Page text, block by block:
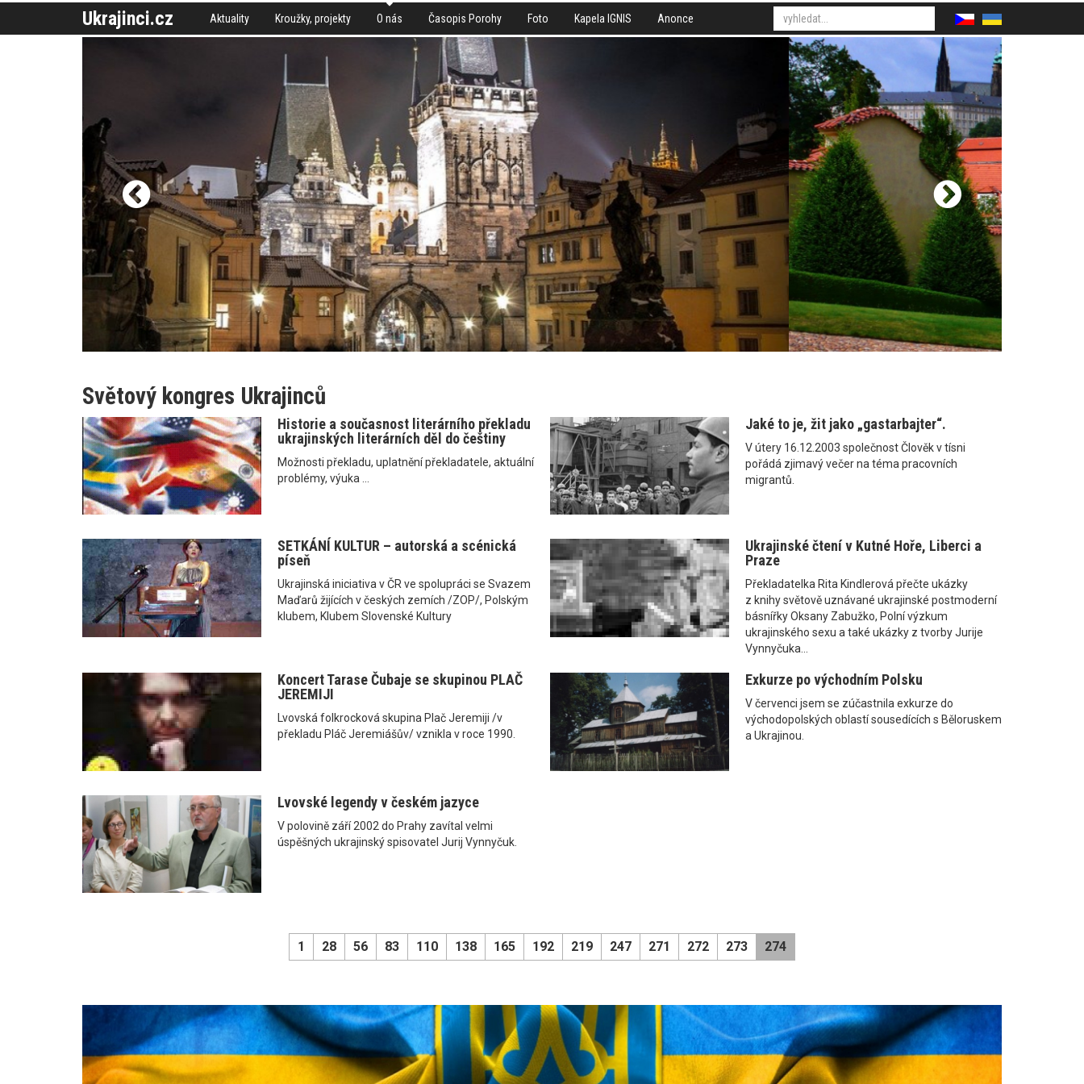
Ukrajinci.cz Aktuality Kroužky, projekty O nás Časopis Porohy Foto Kapela IGNIS Anonce
Světový kongres Ukrajinců
Historie a současnost literárního překladu
ukrajinských literárních děl do češtiny
Možnosti překladu, uplatnění překladatele, aktuální
problémy, výuka ...
Jaké to je, žit jako „gastarbajter“.
V útery 16.12.2003 společnost Člověk v tísni
pořádá zjimavý večer na téma pracovních
migrantů.
SETKÁNÍ KULTUR – autorská a scénická
píseň
Ukrajinská iniciativa v ČR ve spolupráci se Svazem
Maďarů žijících v českých zemích /ZOP/, Polským
klubem, Klubem Slovenské Kultury
Ukrajinské čtení v Kutné Hoře, Liberci a
Praze
Překladatelka Rita Kindlerová přečte ukázky
z knihy světově uznávané ukrajinské postmoderní
básnířky Oksany Zabužko, Polní výzkum
ukrajinského sexu a také ukázky z tvorby Jurije
Vynnyčuka...
Koncert Tarase Čubaje se skupinou PLAČ
JEREMIJI
Lvovská folkrocková skupina Plač Jeremiji /v
překladu Pláč Jeremiášův/ vznikla v roce 1990.
Exkurze po východním Polsku
V červenci jsem se zúčastnila exkurze do
východopolských oblastí sousedících s Běloruskem
a Ukrajinou.
Lvovské legendy v českém jazyce
V polovině září 2002 do Prahy zavítal velmi
úspěšných ukrajinský spisovatel Jurij Vynnyčuk.
1 28 56 83 110 138 165 192 219 247 271 272 273 274